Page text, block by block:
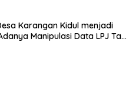
Karangan Kidul menjadi
Manipulasi Data LPJ Ta